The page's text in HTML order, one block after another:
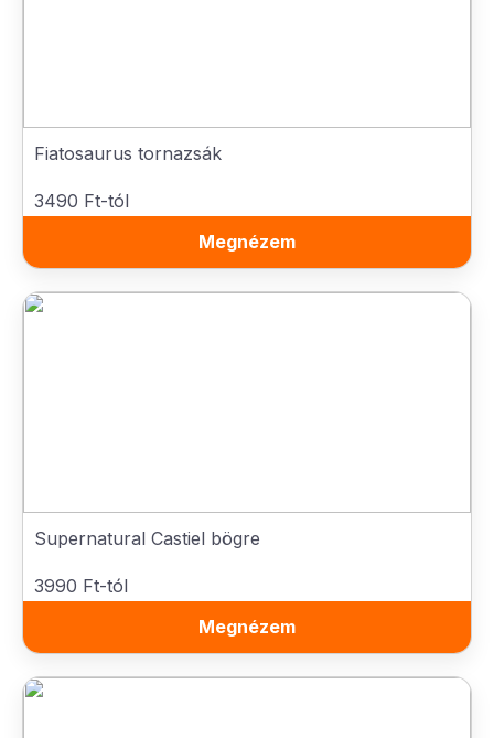
Fiatosaurus tornazsák
3490 Ft-tól
Megnézem
Supernatural Castiel bögre
3990 Ft-tól
Megnézem